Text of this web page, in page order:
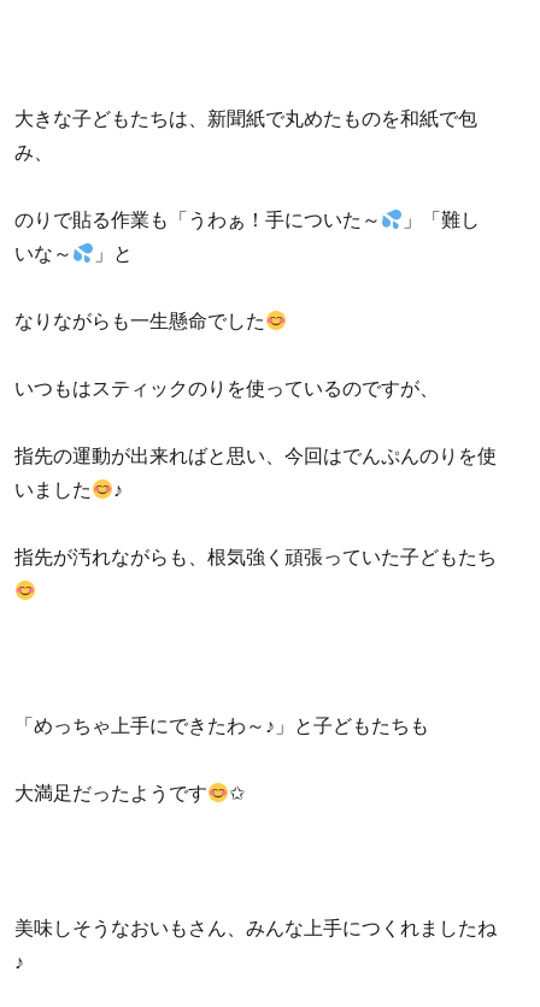
大きな子どもたちは、新聞紙で丸めたものを和紙で包
み、
のりで貼る作業も「うわぁ！手についた～
」「難し
いな～
」と
なりながらも一生懸命でした
いつもはスティックのりを使っているのですが、
指先の運動が出来ればと思い、今回はでんぷんのりを使
いました
♪
指先が汚れながらも、根気強く頑張っていた子どもたち
「めっちゃ上手にできたわ～♪」と子どもたちも
大満足だったようです ✩
美味しそうなおいもさん、みんな上手につくれましたね
♪